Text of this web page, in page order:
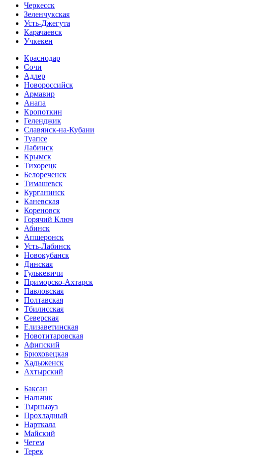
Черкесск
Зеленчукская
Усть-Джегута
Карачаевск
Учкекен
Краснодар
Сочи
Адлер
Новороссийск
Армавир
Анапа
Кропоткин
Геленджик
Славянск-на-Кубани
Туапсе
Лабинск
Крымск
Тихорецк
Белореченск
Тимашевск
Курганинск
Каневская
Кореновск
Горячий Ключ
Абинск
Апшеронск
Усть-Лабинск
Новокубанск
Динская
Гулькевичи
Приморско-Ахтарск
Павловская
Полтавская
Тбилисская
Северская
Елизаветинская
Новотитаровская
Афипский
Брюховецкая
Хадыженск
Ахтырский
Баксан
Нальчик
Тырныауз
Прохладный
Нарткала
Майский
Чегем
Терек